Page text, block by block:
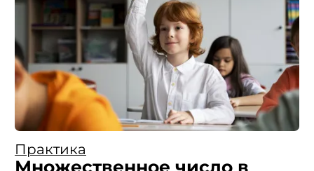
Практика
Множественное число в